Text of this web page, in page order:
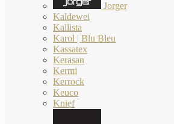
Jorger
Kaldewei
Kallista
Karol | Blu Bleu
Kassatex
Kerasan
Kermi
Kerrock
Keuco
Knief